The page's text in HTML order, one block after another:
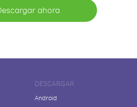
ahora
DESCARGAR
Android